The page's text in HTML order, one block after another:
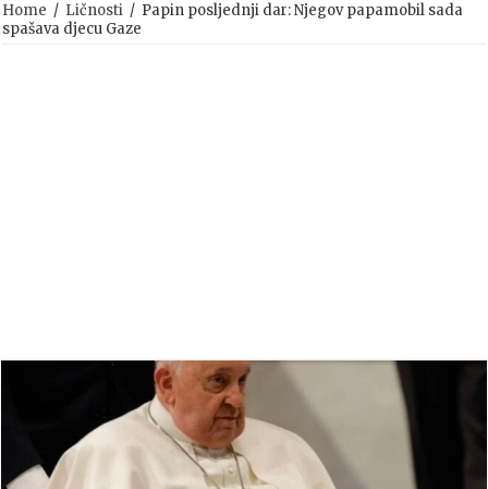
Home / Ličnosti / Papin posljednji dar: Njegov papamobil sada
spašava djecu Gaze